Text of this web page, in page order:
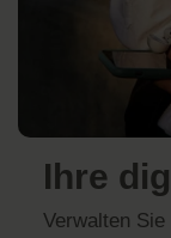
Ihre
Verwalten